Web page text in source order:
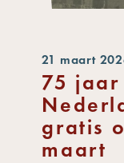
21 maart
75
gratis
maart